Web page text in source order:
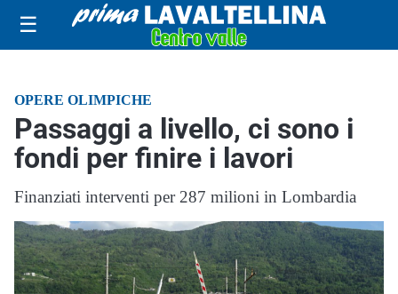
☰
OPERE OLIMPICHE
Passaggi a livello, ci sono i
fondi per finire i lavori
Finanziati interventi per 287 milioni in Lombardia